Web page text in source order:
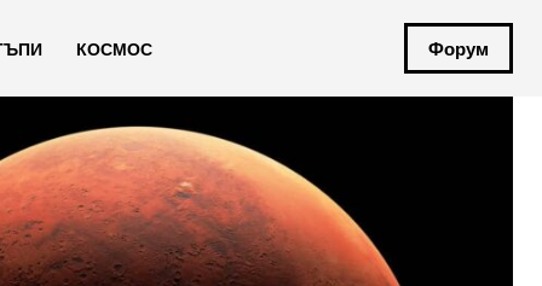
КОСМОС Форум